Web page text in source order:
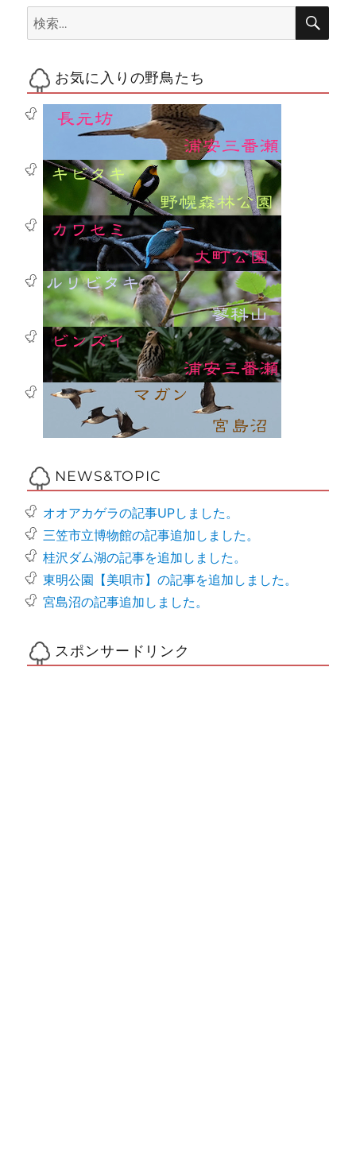
検
索:
検
お気に入りの野鳥たち
NEWS&TOPIC
オオアカゲラの記事UPしました。
三笠市立博物館の記事追加しました。
桂沢ダム湖の記事を追加しました。
東明公園【美唄市】の記事を追加しました。
宮島沼の記事追加しました。
スポンサードリンク